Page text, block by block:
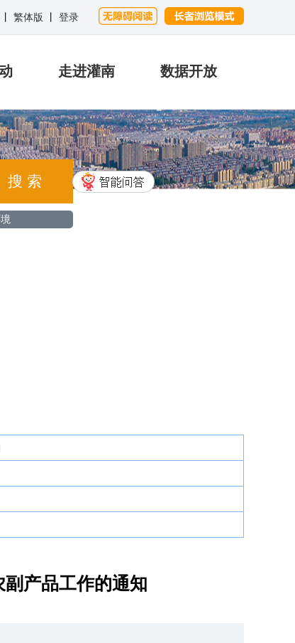
繁体版 登录
走进灌南 数据开放
搜 索
产品工作的通知